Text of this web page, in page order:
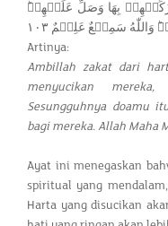
بِهَا وَصَلِّ عَلَيۡهِمۡ​ؕ
سَمِيۡعٌ عَلِيۡمٌ‏ ١٠٣
Artinya:
Ambillah zakat dari
menyucikan
Sesungguhnya doamu
bagi mereka. Allah Maha
Ayat ini menegaskan
spiritual yang
Harta yang disucikan